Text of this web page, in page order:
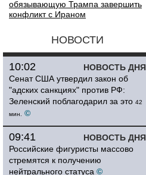
обязывающую Трампа завершить
конфликт с Ираном
НОВОСТИ
НОВОСТЬ ДНЯ
10:02
Сенат США утвердил закон об
"адских санкциях" против РФ:
Зеленский поблагодарил за это 42
мин.
©
НОВОСТЬ ДНЯ
09:41
Российские фигуристы массово
стремятся к получению
нейтрального статуса ©